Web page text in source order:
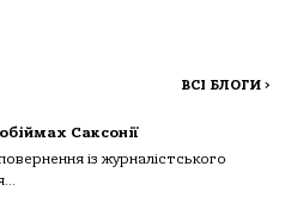
ВСІ БЛОГИ >
Саксонії
із журналістського